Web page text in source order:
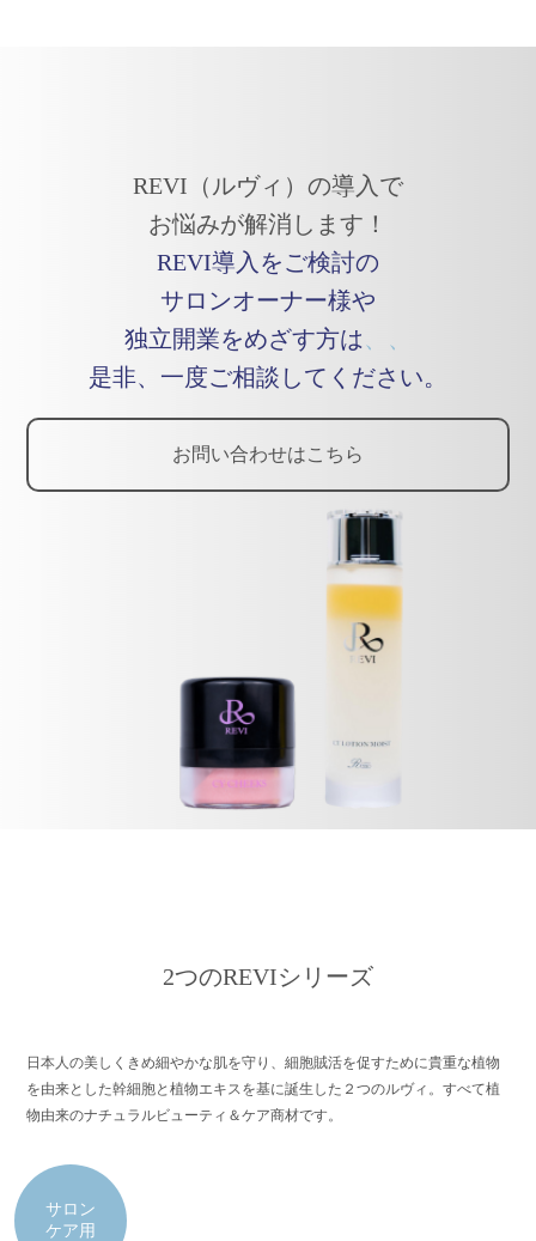
REVI（ルヴィ）の導入で
お悩みが解消します！
REVI導入をご検討の
サロンオーナー様や
独立開業をめざす方は、、
是非、一度ご相談してください。
お問い合わせはこちら
2つのREVIシリーズ
日本人の美しくきめ細やかな肌を守り、細胞賊活を促すために貴重な植物
を由来とした幹細胞と植物エキスを基に誕生した２つのルヴィ。すべて植
物由来のナチュラルビューティ＆ケア商材です。
サロン
ケア用